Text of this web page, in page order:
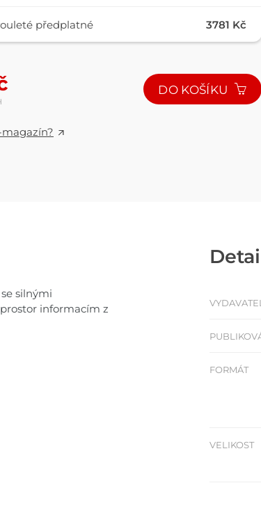
předplatné 3781 Kč
DO KOŠÍKU
silnými
informacím z
VYDAVATEL
FORMÁT
VELIKOST